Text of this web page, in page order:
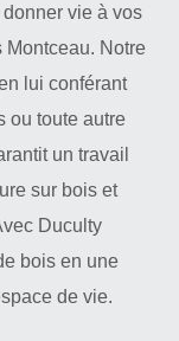
vie à vos
Montceau. Notre
lui conférant
ou toute autre
un travail
sur bois et
Duculty
bois en une
de vie.